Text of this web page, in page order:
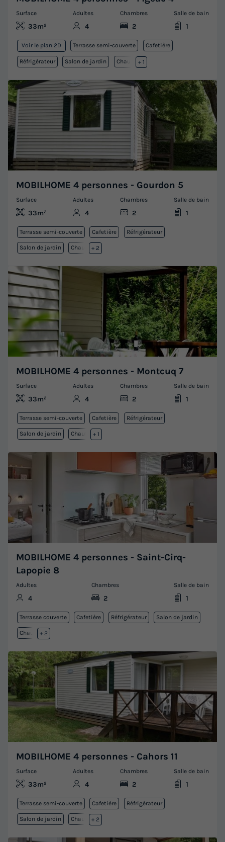
Surface
33m²
Adultes
4
Chambres
2
Salle de bain
1
Voir le plan 2D Terrasse semi-couverte Cafetière
Réfrigérateur Salon de jardin Chauffage
+ 1
MOBILHOME 4 personnes - Gourdon 5
Surface
33m²
Adultes
4
Chambres
2
Salle de bain
1
Terrasse semi-couverte Cafetière Réfrigérateur
Salon de jardin Chauffage
+ 2
MOBILHOME 4 personnes - Montcuq 7
Surface
33m²
Adultes
4
Chambres
2
Salle de bain
1
Terrasse semi-couverte Cafetière Réfrigérateur
Salon de jardin Chauffage
+ 1
MOBILHOME 4 personnes - Saint-Cirq-
Lapopie 8
Adultes
4
Chambres
2
Salle de bain
1
Terrasse couverte Cafetière Réfrigérateur Salon de jardin
Chauffage
+ 2
MOBILHOME 4 personnes - Cahors 11
Surface
33m²
Adultes
4
Chambres
2
Salle de bain
1
Terrasse semi-couverte Cafetière Réfrigérateur
Salon de jardin Chauffage
+ 2